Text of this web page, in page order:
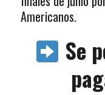
Americanos.
Se